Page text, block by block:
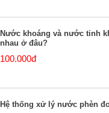
Nước khoáng và nước tinh
nhau ở đâu?
100.000đ
Hệ thống xử lý nước phèn